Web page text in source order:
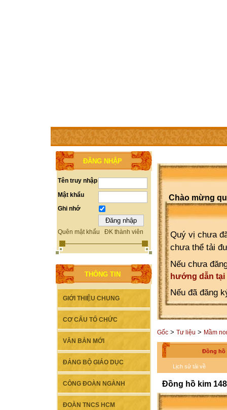
TRANG CHỦ THÀNH VIÊN TRỢ GIÚP LIÊN HỆ
ĐĂNG NHẬP
Tên truy nhập
Mật khẩu
Ghi nhớ
Quên mật khẩu ĐK thành viên
THÔNG TIN
GIỚI THIỆU CHUNG
CƠ CẤU TỔ CHỨC
VĂN BẢN MỚI
ĐẢNG BỘ GIÁO DỤC
CÔNG ĐOÀN NGÀNH
ĐOÀN TNCS HCM
Chào mừng
Quý vị chưa
chưa thể tải
Nếu chưa
hướng dẫn tại
Nếu đã đăng
Gốc > Tư liệu > Mầm
Đồng hồ
Lịch sử tải về
Đồng hồ kim